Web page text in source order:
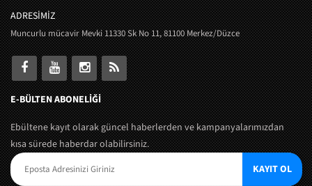
ADRESİMİZ
Muncurlu mücavir Mevki 11330 Sk No 11, 81100 Merkez/Düzce
E-BÜLTEN ABONELİĞİ
Ebültene kayıt olarak güncel haberlerden ve kampanyalarımızdan
kısa sürede haberdar olabilirsiniz.
KAYIT OL